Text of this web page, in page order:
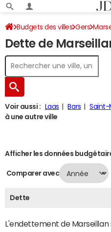
Budgets des villes Gers
Dette de
Voir aussi : Laas Bars Saint-
à une autre ville
Afficher les données
Comparer avec
Dette
L'endettement de Marseillan